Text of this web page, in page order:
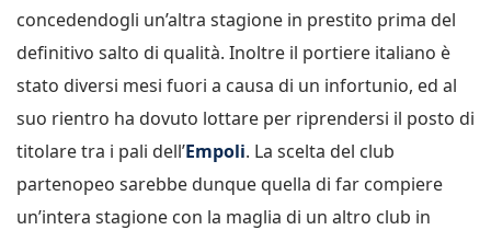
concedendogli un’altra stagione in prestito prima del
definitivo salto di qualità. Inoltre il portiere italiano è
stato diversi mesi fuori a causa di un infortunio, ed al
suo rientro ha dovuto lottare per riprendersi il posto di
titolare tra i pali dell’Empoli. La scelta del club
partenopeo sarebbe dunque quella di far compiere
un’intera stagione con la maglia di un altro club in